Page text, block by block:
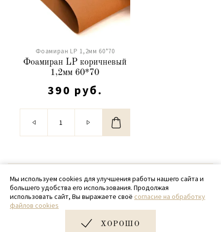
Фоамиран LP 1,2мм 60*70
Фоамиран LP коричневый
1,2мм 60*70
390 руб.
© 2020 - 2026 SamPack
+ 7 (918) 699-97-87
zakaz@sampack.store
Дизайн и разработка сайта
Мы используем cookies для улучшения работы нашего сайта и
большего удобства его использования. Продолжая
использовать сайт, Вы выражаете своё согласие на обработку
файлов cookies
ХОРОШО